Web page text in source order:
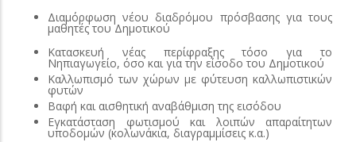
Διαμόρφωση νέου διαδρόμου πρόσβασης για τους
μαθητές του Δημοτικού
Κατασκευή νέας περίφραξης τόσο για το
Νηπιαγωγείο, όσο και για την είσοδο του Δημοτικού
Καλλωπισμό των χώρων με φύτευση καλλωπιστικών
φυτών
Βαφή και αισθητική αναβάθμιση της εισόδου
Εγκατάσταση φωτισμού και λοιπών απαραίτητων
υποδομών (κολωνάκια, διαγραμμίσεις κ.α.)